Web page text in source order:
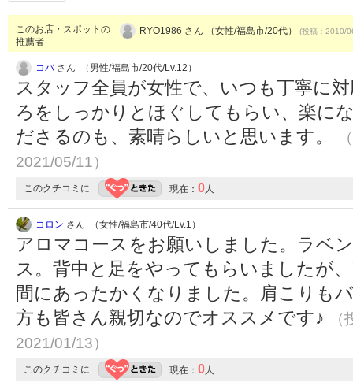
このお店・スポットの
推薦者
RYO1986 さん （女性/福島市/20代） (投稿：2010/
コバさん （男性/福島市/20代/Lv.12）
スタッフ全員が女性で、いつも丁寧に
ろをしっかりとほぐしてもらい、楽に
ださるのも、素晴らしいと思います。
2021/05/11）
このクチコミに 現在： 0人
コロン さん （女性/福島市/40代/Lv.1）
アロマコースをお願いしました。ラベ
ス。背中と足をやってもらいましたが
間にあったかくなりました。肩こりも
方も皆さん親切なのでオススメです♪
2021/01/13）
このクチコミに 現在： 0人